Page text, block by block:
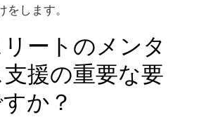
します。
ートのメンタ
援の重要な要
か？